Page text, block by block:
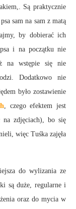
Są praktycznie
sam na sam z matą
by dobierać ich
i na początku nie
na wstępie się nie
Dodatkowo nie
było zostawienie
, czego efektem jest
na zdjęciach), bo się
więc Tuśka zajęła
do wylizania ze
są duże, regularne i
oraz do mycia w